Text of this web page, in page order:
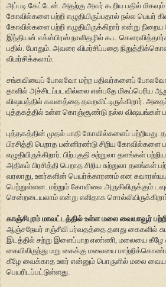
அப்படி கேட்டேன். அதற்கு அவர் கூறிய பதில்
கோவில்களை பற்றி எழுதியிருப்பதால் நல்ல பெயர்
கோவில்களை பற்றி எழுதியிருக்கிறார் என்று நிறைய
இந்தியன் எக்ஸ்பிரஸ் நாளிதழில் கூட
பதில். போதும். அவரை விமர்சிப்பதை
விமர்சிக்கலாம்.
சங்கவியைப் போலவோ மற்ற பதிவர்களைப் போலவோ
தாளில் அச்சிடப்படவில்லை என்பதே மிகப்பெரிய
விஷயத்தில் கவனத்தை தவறவிட்டிருக்கிறார்.
புத்தகத்தில் உள்ள கொஞ்சூண்டு நல்ல விஷயங்கள்
புத்தகத்தின் முதல் பாதி கோவில்களைப் பற்றியது.
பிரசித்தி பெறாத பன்னிரண்டு சிறிய கோவில்களை
எழுதியிருக்கிறார். பிற்பகுதி சுற்றுலா தளங்கள்
அதிகம் பிரசித்தி பெறாத சிறிய சுற்றுலா தளங்கள்
வரலாறு, ஊர்களின் பெயர்க்காரணம் என
பெற்றுள்ளன. மற்றும் கோவிலை அருகிலிருக்கும்
சென்றடையலாம் என்று எளிதாக
காஞ்சிபுரம் மாவட்டத்தில் உள்ள மலை வையாவூர் பற்றி
ஆஞ்சநேயர் சஞ்சீவி பர்வதத்தை தனது கைகளில்
இடத்தில் சற்று இளைப்பாற எண்ணி, மலையை கீழே
கையிலிருந்து மறு கைக்கு மலையை
கீழே வைக்காத ஊர் என்னும் பொருளில் மலை
பெயரிடப்பட்டுள்ளது.